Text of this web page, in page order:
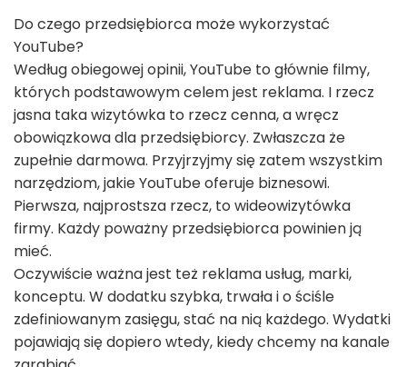
Do czego przedsiębiorca może wykorzystać
YouTube?
Według obiegowej opinii, YouTube to głównie filmy,
których podstawowym celem jest reklama. I rzecz
jasna taka wizytówka to rzecz cenna, a wręcz
obowiązkowa dla przedsiębiorcy. Zwłaszcza że
zupełnie darmowa. Przyjrzyjmy się zatem wszystkim
narzędziom, jakie YouTube oferuje biznesowi.
Pierwsza, najprostsza rzecz, to wideowizytówka
firmy. Każdy poważny przedsiębiorca powinien ją
mieć.
Oczywiście ważna jest też reklama usług, marki,
konceptu. W dodatku szybka, trwała i o ściśle
zdefiniowanym zasięgu, stać na nią każdego. Wydatki
pojawiają się dopiero wtedy, kiedy chcemy na kanale